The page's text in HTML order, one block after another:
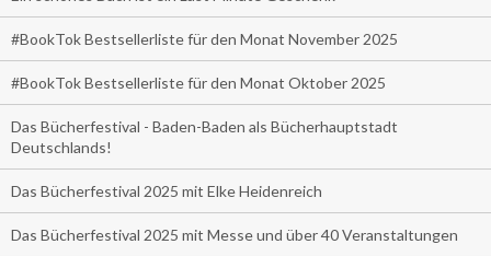
#BookTok Bestsellerliste für den Monat November 2025
#BookTok Bestsellerliste für den Monat Oktober 2025
Das Bücherfestival - Baden-Baden als Bücherhauptstadt
Deutschlands!
Das Bücherfestival 2025 mit Elke Heidenreich
Das Bücherfestival 2025 mit Messe und über 40 Veranstaltungen